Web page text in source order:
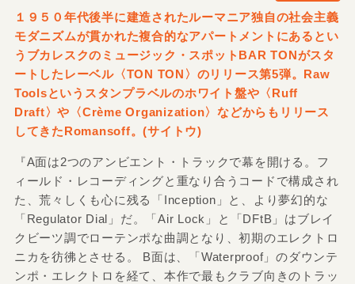
１９５０年代後半に建造されたルーマニア独自の社会主義
モダニズムが貫かれた複合的なアパートメントにあるとい
うブカレスクのミュージック・スポットBAR TONがスタ
ートしたレーベル〈TON TON〉のリリース第5弾。Raw
Toolsというスタンプラベルのホワイト盤や〈Ruff
Draft〉や〈Crème Organization〉などからもリリース
してきたRomansoff。(サイトウ)
『A面は2つのアンビエント・トラックで幕を開ける。フ
ィールド・レコーディングと重なり合うコードで構成され
た、荒々しくも心に残る「Inception」と、より夢幻的な
「Regulator Dial」だ。「Air Lock」と「DFtB」はブレイ
クビーツ調でローテンポな曲調となり、初期のエレクトロ
ニカを彷彿とさせる。 B面は、「Waterproof」のダウンテ
ンポ・エレクトロを経て、本作で最もクラブ向きのトラッ